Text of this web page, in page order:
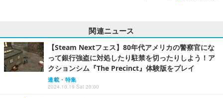
関連ニュース
【Steam Nextフェス】80年代アメリカの警察官にな
って銀行強盗に対処したり駐禁を切ったりしよう！ア
クションシム『The Precinct』体験版をプレイ
連載・特集
2024.10.19 Sat 20:00